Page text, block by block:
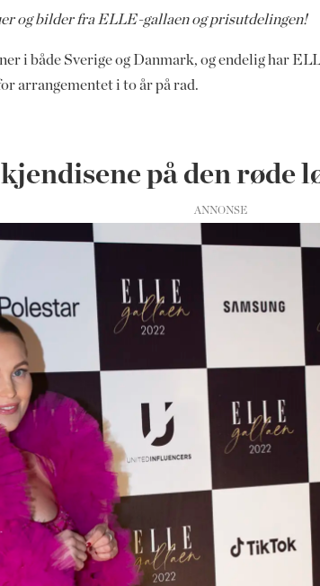
og bilder fra ELLE-gallaen og prisutdelingen!
i både Sverige og Danmark, og endelig har
arrangementet i to år på rad.
på den røde